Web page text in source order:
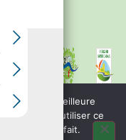
garantir la meilleure
continuez à utiliser ce
en êtes satisfait.